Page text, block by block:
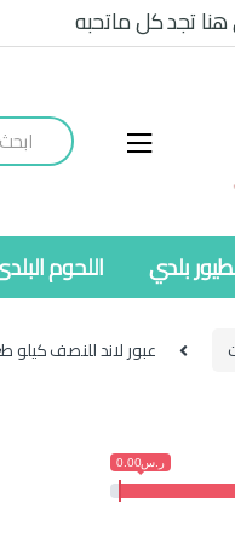
تجد كل ماتحبه
Search
for:
بلدي اللحوم
عبور لاند للنصف كيلو
ر.س0.00